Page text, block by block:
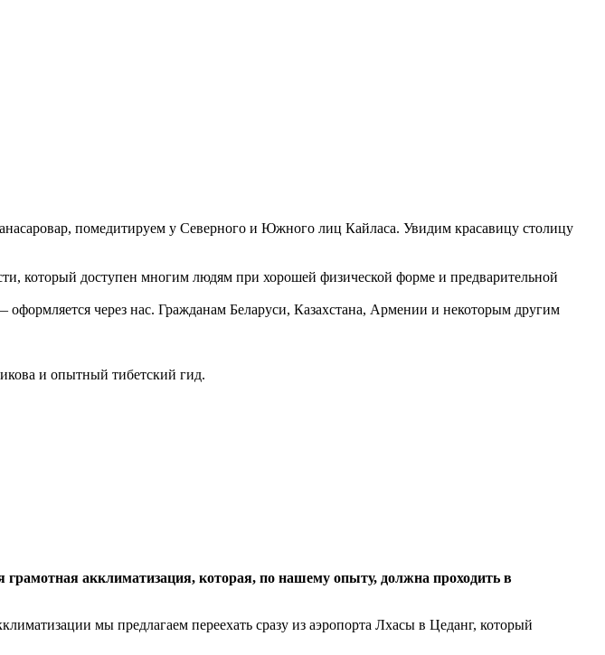
помедитируем у Северного и Южного лиц Кайласа. Увидим красавицу столицу
который доступен многим людям при хорошей физической форме и предварительной
через нас. Гражданам Беларуси, Казахстана, Армении и некоторым другим
и опытный тибетский гид.
акклиматизация, которая, по нашему опыту, должна проходить в
мы предлагаем переехать сразу из аэропорта Лхасы в Цеданг, который